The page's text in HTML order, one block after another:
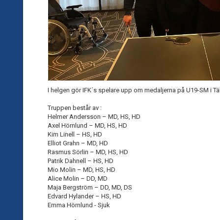
I helgen gör IFK´s spelare upp om medaljerna på U19-SM i
Truppen består av :
Helmer Andersson – MD, HS, HD
Axel Hörnlund – MD, HS, HD
Kim Linell – HS, HD
Elliot Grahn – MD, HD
Rasmus Sörlin – MD, HS, HD
Patrik Dahnell – HS, HD
Mio Molin – MD, HS, HD
Alice Molin – DD, MD
Maja Bergström – DD, MD, DS
Edvard Hylander – HS, HD
Emma Hörnlund - Sjuk